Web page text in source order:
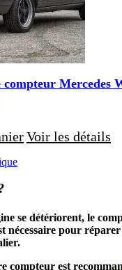
Mercedes
Voir les détails
se détériorent, le
nécessaire pour
compteur est